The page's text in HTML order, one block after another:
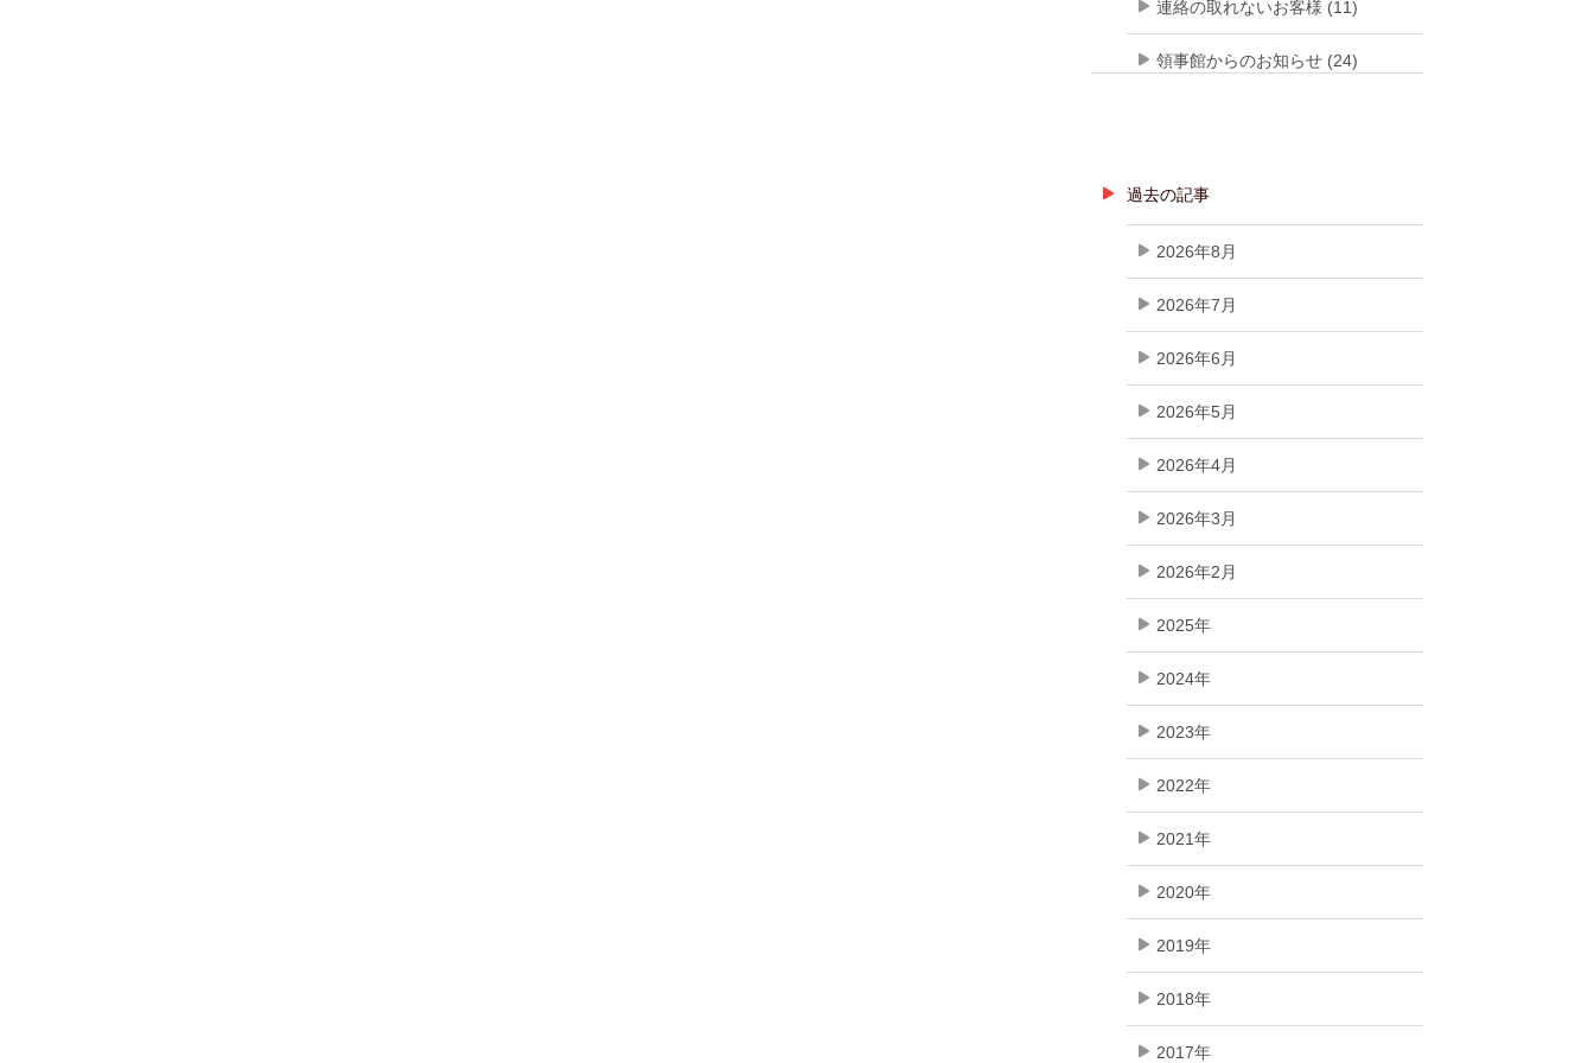
連絡の取れないお客様 (11)
領事館からのお知らせ (24)
過去の記事
2026年8月
2026年7月
2026年6月
2026年5月
2026年4月
2026年3月
2026年2月
2025年
2024年
2023年
2022年
2021年
2020年
2019年
2018年
2017年